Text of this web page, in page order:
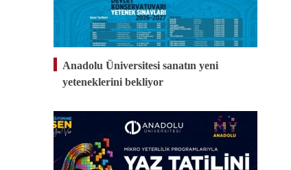
Anadolu Üniversitesi sanatın yeni
yeteneklerini bekliyor